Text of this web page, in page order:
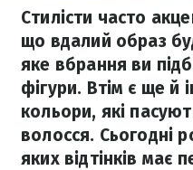
Стилісти часто
що вдалий образ
яке вбрання ви
фігури. Втім є ще й
кольори, які
волосся. Сьогодні
яких відтінків має